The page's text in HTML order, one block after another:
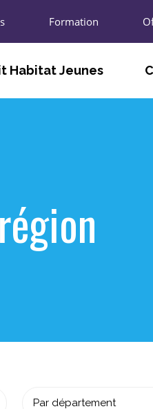
Formation
Habitat Jeunes
À LA VIE LOCALE ET